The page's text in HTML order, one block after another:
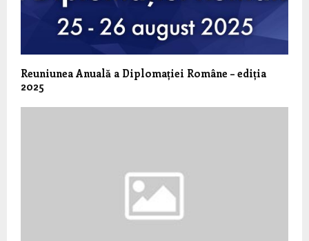
Reuniunea Anuală a Diplomației Române – ediția
2025